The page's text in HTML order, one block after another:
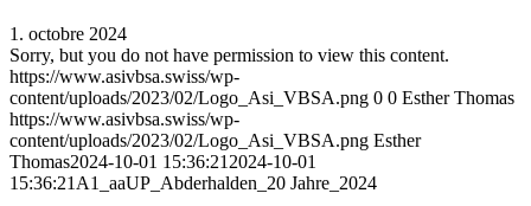
1. octobre 2024
Sorry, but you do not have permission to view this content.
https://www.asivbsa.swiss/wp-
content/uploads/2023/02/Logo_Asi_VBSA.png 0 0 Esther Thomas
https://www.asivbsa.swiss/wp-
content/uploads/2023/02/Logo_Asi_VBSA.png Esther
Thomas2024-10-01 15:36:21 2024-10-01
15:36:21 A1_aaUP_Abderhalden_20 Jahre_2024